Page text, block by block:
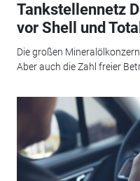
Tankstellennetz
vor Shell und Total
Die großen
Aber auch die Zahl freier